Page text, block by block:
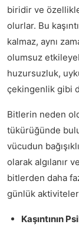
biridir ve
olurlar. Bu
kalmaz, aynı
olumsuz
huzursuzluk,
çekingenlik gibi
Bitlerin neden
tükürüğünde
vücudun
olarak algılanır
bitlerden daha
günlük
Kaşıntının